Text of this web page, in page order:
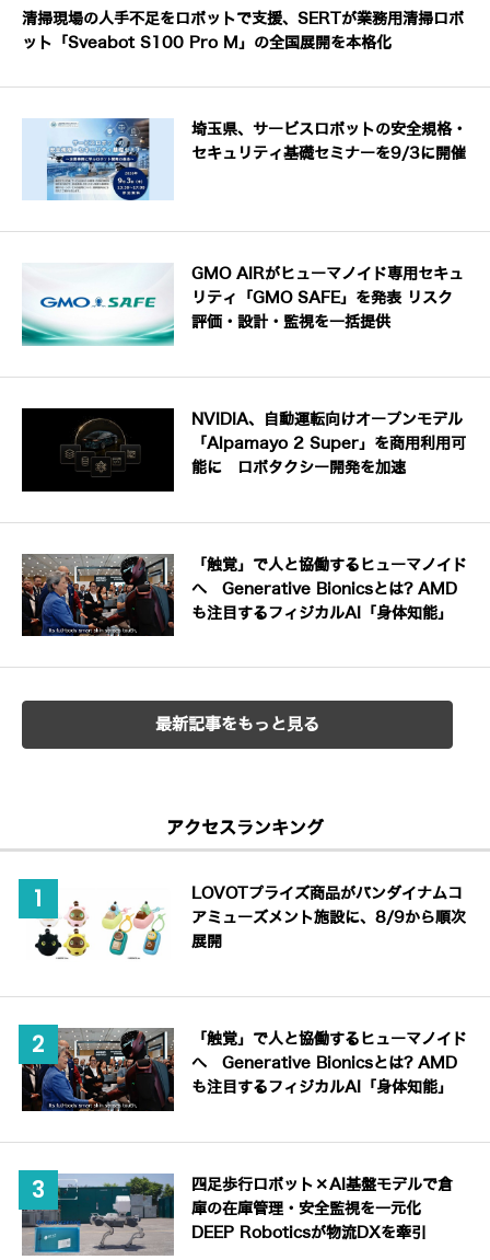
清掃現場の人手不足をロボットで支援、SERTが業務用清掃ロボ
ット「Sveabot S100 Pro M」の全国展開を本格化
埼玉県、サービスロボットの安全規格・
セキュリティ基礎セミナーを9/3に開催
GMO AIRがヒューマノイド専用セキュ
リティ「GMO SAFE」を発表 リスク
評価・設計・監視を一括提供
NVIDIA、自動運転向けオープンモデル
「Alpamayo 2 Super」を商用利用可
能に ロボタクシー開発を加速
「触覚」で人と協働するヒューマノイド
へ Generative Bionicsとは? AMD
も注目するフィジカルAI「身体知能」
最新記事をもっと見る
アクセスランキング
LOVOTプライズ商品がバンダイナムコ
アミューズメント施設に、8/9から順次
展開
「触覚」で人と協働するヒューマノイド
へ Generative Bionicsとは? AMD
も注目するフィジカルAI「身体知能」
四足歩行ロボット×AI基盤モデルで倉
庫の在庫管理・安全監視を一元化
DEEP Roboticsが物流DXを牽引